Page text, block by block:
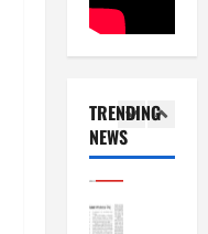
TRENDING
NEWS
2
8
2